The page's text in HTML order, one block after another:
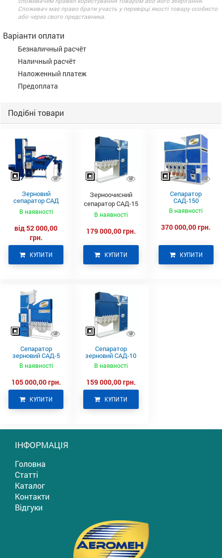
Споживач має право брати участь у перевірці якості товару особисто
або через свого представника.
Варіанти оплати
Безналичный расчёт
Наличный расчёт
Наложенный платеж
Предоплата
Подібні товари
Зерновий
сепаратор САД
нового покоління
В наявності
від 52 000,00
грн.
КУПИТИ
Зерноочисний
сепаратор САД-15
В наявності
179 000,00 грн.
КУПИТИ
Сепаратор
САД-150
В наявності
370 000,00 грн.
КУПИТИ
Сепаратор
зерновий САД-5
В наявності
105 000,00 грн.
КУПИТИ
Сепаратор
зерновий САД-10
В наявності
159 000,00 грн.
КУПИТИ
ІНФОРМАЦІЯ
Головна
Статті
Каталог
Контакти
Відгуки